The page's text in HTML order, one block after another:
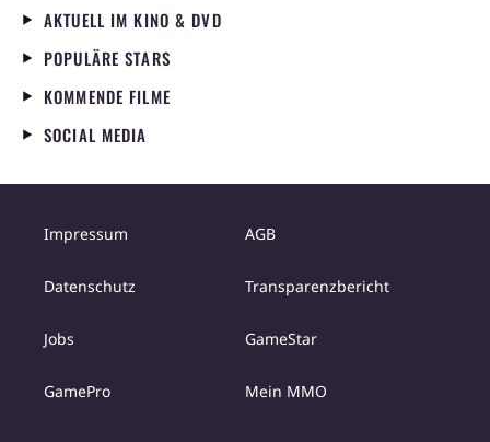
AKTUELL IM KINO & DVD
POPULÄRE STARS
KOMMENDE FILME
SOCIAL MEDIA
Impressum AGB
Datenschutz Transparenzbericht
Jobs GameStar
GamePro Mein MMO